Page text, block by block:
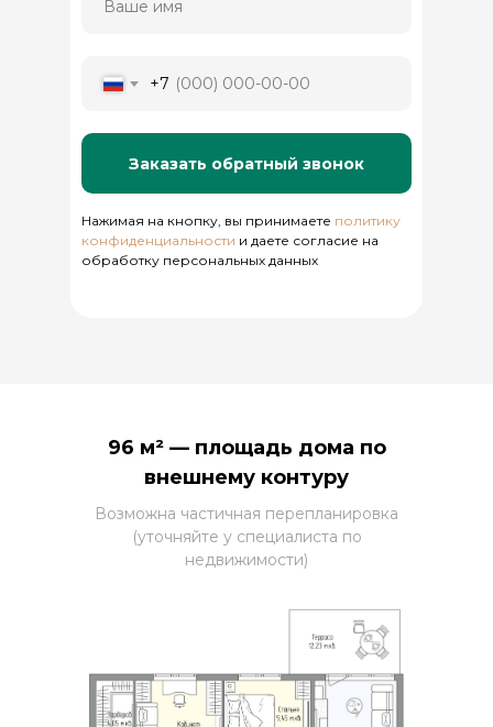
+7
Заказать обратный звонок
Нажимая на кнопку, вы принимаете политику
конфиденциальности и даете согласие на
обработку персональных данных
96 м² — площадь дома по
внешнему контуру
Возможна частичная перепланировка
(уточняйте у специалиста по
недвижимости)
продаж ЖК Калиновка